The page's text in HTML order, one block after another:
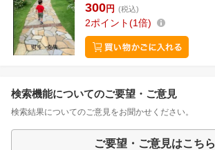
300円 (税込)
2ポイント 1倍
検索機能についてのご要望・ご意見
検索結果についてのご意見をお聞かせください。
ご要望・ご意見はこちら